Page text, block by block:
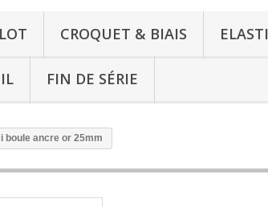
LOT CROQUET & BIAIS
FIN DE SÉRIE
boule ancre or 25mm